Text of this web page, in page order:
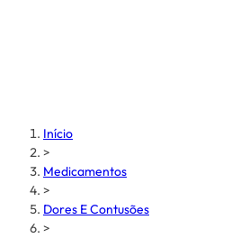
Início
>
Medicamentos
>
Dores E Contusões
>